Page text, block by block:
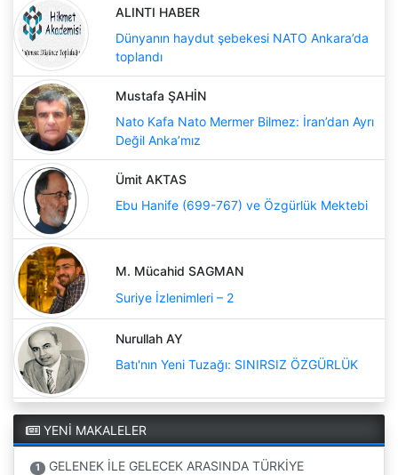
ALINTI HABER
Dünyanın haydut şebekesi NATO Ankara’da
toplandı
Mustafa ŞAHİN
Nato Kafa Nato Mermer Bilmez: İran’dan Ayrı
Değil Anka’mız
Ümit AKTAS
Ebu Hanife (699-767) ve Özgürlük Mektebi
M. Mücahid SAGMAN
Suriye İzlenimleri – 2
Nurullah AY
Batı'nın Yeni Tuzağı: SINIRSIZ ÖZGÜRLÜK
YENİ MAKALELER
1 GELENEK İLE GELECEK ARASINDA TÜRKİYE